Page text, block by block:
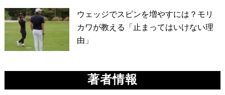
ウェッジでスピンを増やすには？モリ
カワが教える「止まってはいけない理
由」
著者情報